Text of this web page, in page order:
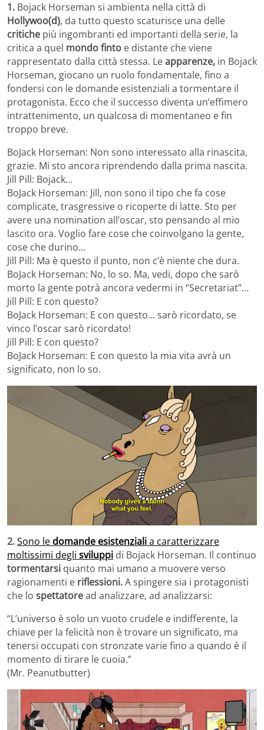
1. Bojack Horseman si ambienta nella città di
Hollywoo(d), da tutto questo scaturisce una delle
critiche più ingombranti ed importanti della serie, la
critica a quel mondo finto e distante che viene
rappresentato dalla città stessa. Leapparenze, in Bojack
Horseman, giocano un ruolo fondamentale, fino a
fondersi con le domande esistenziali a tormentare il
protagonista. Ecco che il successo diventa un’effimero
intrattenimento, un qualcosa di momentaneo e fin
troppo breve.
BoJack Horseman: Non sono interessato alla rinascita,
grazie. Mi sto ancora riprendendo dalla prima nascita.
Jill Pill: Bojack…
BoJack Horseman: Jill, non sono il tipo che fa cose
complicate, trasgressive o ricoperte di latte. Sto per
avere una nomination all’oscar, sto pensando al mio
lascito ora. Voglio fare cose che coinvolgano la gente,
cose che durino…
Jill Pill: Ma è questo il punto, non c’è niente che dura.
BoJack Horseman: No, lo so. Ma, vedi, dopo che sarò
morto la gente potrà ancora vedermi in “Secretariat”…
Jill Pill: E con questo?
BoJack Horseman: E con questo… sarò ricordato, se
vinco l’oscar sarò ricordato!
Jill Pill: E con questo?
BoJack Horseman: E con questo la mia vita avrà un
significato, non lo so.
2.Sono le domande esistenzialia caratterizzare
moltissimi degli sviluppi di Bojack Horseman. Il continuo
tormentarsi quanto mai umano a muovere verso
ragionamenti e riflessioni.A spingere sia i protagonisti
che lo spettatoread analizzare, ad analizzarsi:
“L’universo è solo un vuoto crudele e indifferente, la
chiave per la felicità non è trovare un significato, ma
tenersi occupati con stronzate varie fino a quando è il
momento di tirare le cuoia.”
(Mr. Peanutbutter)